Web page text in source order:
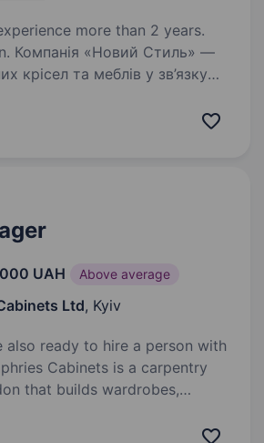
more than 2 years.
—
крісел та меблів у зв’язку
UAH Above average
Ltd, Kyiv
also ready to hire a person with
that builds wardrobes,
We are looking for